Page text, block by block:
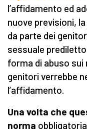
l’affidamento ed
nuove previsioni,
da parte dei
sessuale
forma di abuso sui
genitori verrebbe
l’affidamento.
Una volta che
norma